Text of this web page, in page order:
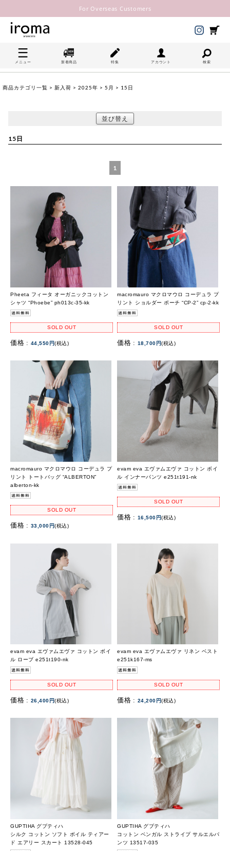
For Overseas Customers
メニュー 新着商品 特集 アカウント 検索
商品カテゴリ一覧 > 新入荷 > 2025年 > 5月 > 15日
並び替え
15日
1
Pheeta フィータ オーガニックコットン
シャツ “Phoebe” ph013c-35-kk
SOLD OUT
価格 : 44,550円(税込)
macromauro マクロマウロ コーデュラ プ
リント ショルダー ポーチ “CP-2” cp-2-kk
SOLD OUT
価格 : 18,700円(税込)
macromauro マクロマウロ コーデュラ プ
リント トートバッグ “ALBERTON”
alberton-kk
SOLD OUT
価格 : 33,000円(税込)
evam eva エヴァムエヴァ コットン ボイ
ル インナーパンツ e251t191-nk
SOLD OUT
価格 : 16,500円(税込)
evam eva エヴァムエヴァ コットン ボイ
ル ローブ e251t190-nk
SOLD OUT
価格 : 26,400円(税込)
evam eva エヴァムエヴァ リネン ベスト
e251k167-ms
SOLD OUT
価格 : 24,200円(税込)
GUPTIHA グプティハ
シルク コットン ソフト ボイル ティアー
ド エアリー スカート 13528-045
GUPTIHA グプティハ
コットン ベンガル ストライプ サルエルパ
ンツ 13517-035